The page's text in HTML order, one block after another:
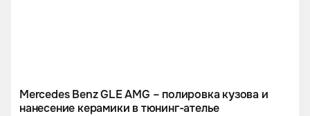
Mercedes Benz GLE AMG – полировка кузова и
нанесение керамики в тюнинг-ателье